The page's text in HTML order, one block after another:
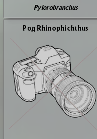
Pylorobranchus
Род Rhinophichthus